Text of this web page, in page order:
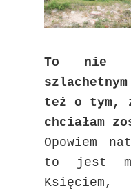
To nie
też o tym,
chciałam
Opowiem
to jest